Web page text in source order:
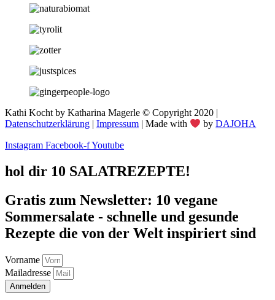
Kathi Kocht by Katharina Magerle © Copyright 2020 |
Datenschutzerklärung
Impressum | Made with byDAJOHA
Instagram Facebook-fYoutube
hol dir 10 SALATREZEPTE!
Gratis zum Newsletter: 10 vegane
Sommersalate - schnelle und gesunde
Rezepte die von der Welt inspiriert sind
Vorname
Mailadresse
Anmelden